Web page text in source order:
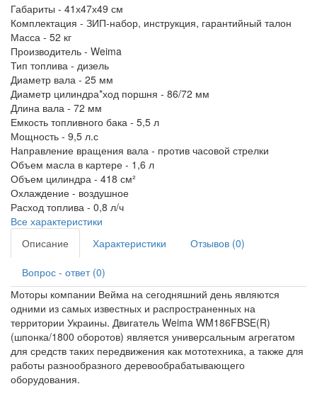
Габариты - 41х47х49 см
Комплектация - ЗИП-набор, инструкция, гарантийный талон
Масса - 52 кг
Производитель - Weima
Тип топлива - дизель
Диаметр вала - 25 мм
Диаметр цилиндра*ход поршня - 86/72 мм
Длина вала - 72 мм
Емкость топливного бака - 5,5 л
Мощность - 9,5 л.с
Направление вращения вала - против часовой стрелки
Объем масла в картере - 1,6 л
Объем цилиндра - 418 см²
Охлаждение - воздушное
Расход топлива - 0,8 л/ч
Все характеристики
Описание
Характеристики Отзывов (0)
Вопрос - ответ (0)
Моторы компании Вейма на сегодняшний день являются
одними из самых известных и распространенных на
территории Украины. Двигатель Weima WM186FBSE(R)
(шпонка/1800 оборотов) является универсальным агрегатом
для средств таких передвижения как мототехника, а также для
работы разнообразного деревообрабатывающего
оборудования.